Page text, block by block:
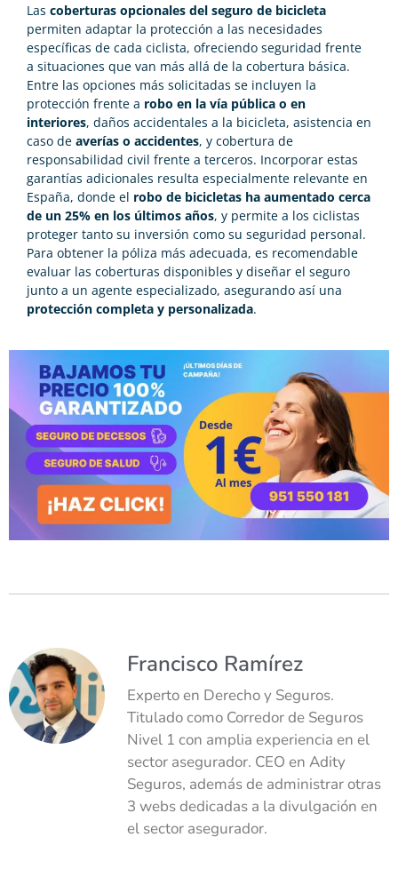
Las coberturas opcionales del seguro de bicicleta
permiten adaptar la protección a las necesidades
específicas de cada ciclista, ofreciendo seguridad frente
a situaciones que van más allá de la cobertura básica.
Entre las opciones más solicitadas se incluyen la
protección frente a robo en la vía pública o en
interiores, daños accidentales a la bicicleta, asistencia en
caso de averías o accidentes, y cobertura de
responsabilidad civil frente a terceros. Incorporar estas
garantías adicionales resulta especialmente relevante en
España, donde el robo de bicicletas ha aumentado cerca
de un 25% en los últimos años, y permite a los ciclistas
proteger tanto su inversión como su seguridad personal.
Para obtener la póliza más adecuada, es recomendable
evaluar las coberturas disponibles y diseñar el seguro
junto a un agente especializado, asegurando así una
protección completa y personalizada.
Francisco Ramírez
Experto en Derecho y Seguros.
Titulado como Corredor de Seguros
Nivel 1 con amplia experiencia en el
sector asegurador. CEO en Adity
Seguros, además de administrar otras
3 webs dedicadas a la divulgación en
el sector asegurador.